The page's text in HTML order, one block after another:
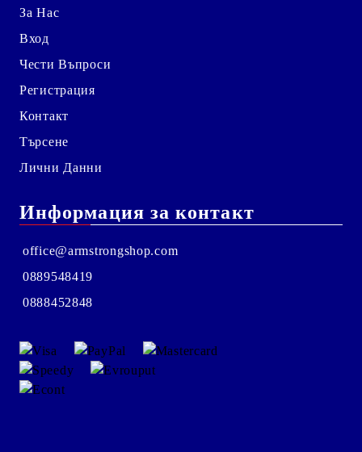
За Нас
Вход
Чести Въпроси
Регистрация
Контакт
Търсене
Лични Данни
Информация за контакт
office@armstrongshop.com
0889548419
0888452848